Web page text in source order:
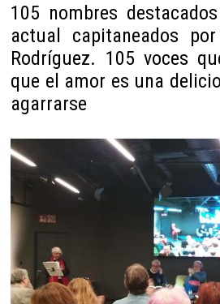
105 nombres
actual capitaneados
Rodríguez. 105 voces
que el amor es una
agarrarse